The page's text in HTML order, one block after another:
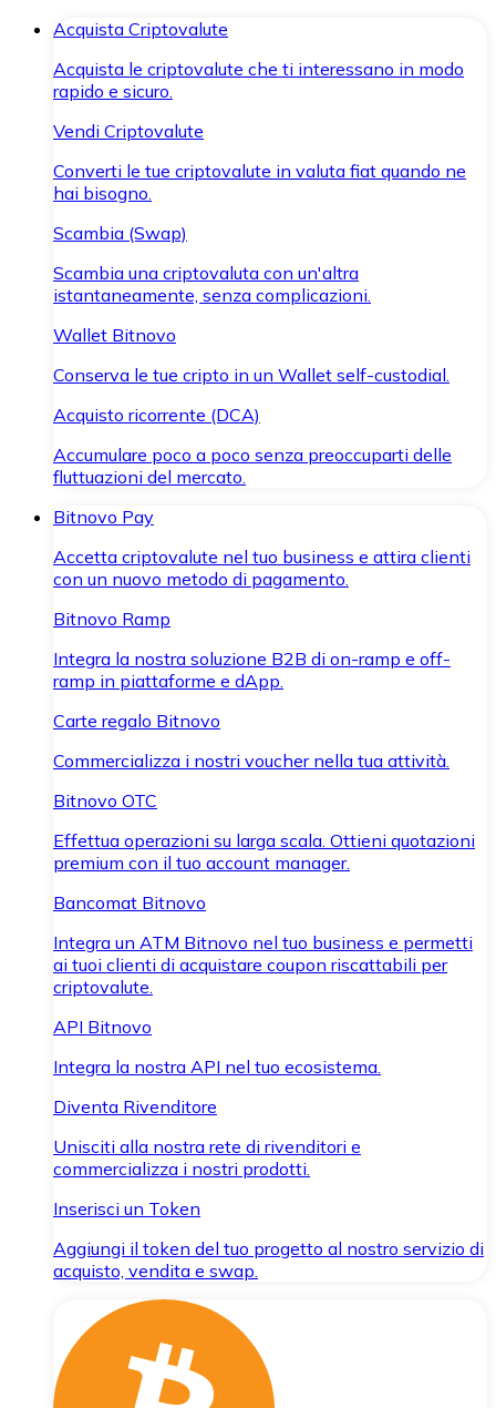
Acquista Criptovalute
Acquista le criptovalute che ti interessano in modo
rapido e sicuro.
Vendi Criptovalute
Converti le tue criptovalute in valuta fiat quando ne
hai bisogno.
Scambia (Swap)
Scambia una criptovaluta con un'altra
istantaneamente, senza complicazioni.
Wallet Bitnovo
Conserva le tue cripto in un Wallet self-custodial.
Acquisto ricorrente (DCA)
Accumulare poco a poco senza preoccuparti delle
fluttuazioni del mercato.
Bitnovo Pay
Accetta criptovalute nel tuo business e attira clienti
con un nuovo metodo di pagamento.
Bitnovo Ramp
Integra la nostra soluzione B2B di on-ramp e off-
ramp in piattaforme e dApp.
Carte regalo Bitnovo
Commercializza i nostri voucher nella tua attività.
Bitnovo OTC
Effettua operazioni su larga scala. Ottieni quotazioni
premium con il tuo account manager.
Bancomat Bitnovo
Integra un ATM Bitnovo nel tuo business e permetti
ai tuoi clienti di acquistare coupon riscattabili per
criptovalute.
API Bitnovo
Integra la nostra API nel tuo ecosistema.
Diventa Rivenditore
Unisciti alla nostra rete di rivenditori e
commercializza i nostri prodotti.
Inserisci un Token
Aggiungi il token del tuo progetto al nostro servizio di
acquisto, vendita e swap.